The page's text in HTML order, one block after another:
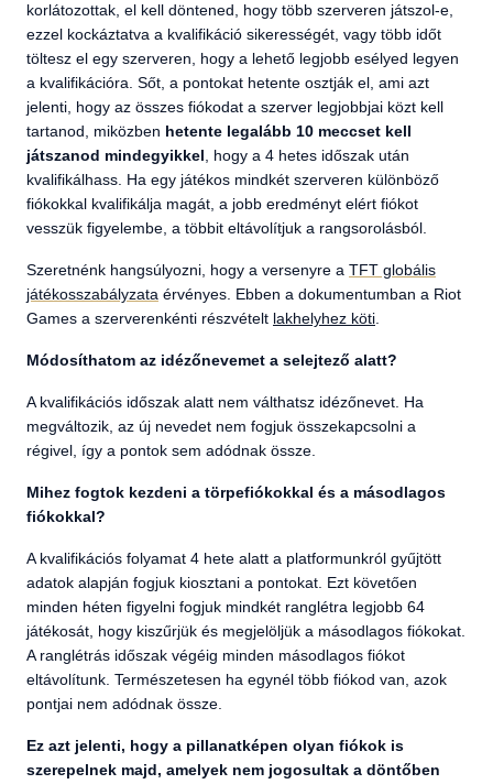
korlátozottak, el kell döntened, hogy több szerveren játszol-e,
ezzel kockáztatva a kvalifikáció sikerességét, vagy több időt
töltesz el egy szerveren, hogy a lehető legjobb esélyed legyen
a kvalifikációra. Sőt, a pontokat hetente osztják el, ami azt
jelenti, hogy az összes fiókodat a szerver legjobbjai közt kell
tartanod, miközben hetente legalább 10 meccset kell
játszanod mindegyikkel , hogy a 4 hetes időszak után
kvalifikálhass. Ha egy játékos mindkét szerveren különböző
fiókokkal kvalifikálja magát, a jobb eredményt elért fiókot
vesszük figyelembe, a többit eltávolítjuk a rangsorolásból.
Szeretnénk hangsúlyozni, hogy a versenyre a TFT globális
játékosszabályzata érvényes. Ebben a dokumentumban a Riot
Games a szerverenkénti részvételt lakhelyhez köti
Módosíthatom az idézőnevemet a selejtező alatt?
A kvalifikációs időszak alatt nem válthatsz idézőnevet. Ha
megváltozik, az új nevedet nem fogjuk összekapcsolni a
régivel, így a pontok sem adódnak össze.
Mihez fogtok kezdeni a törpefiókokkal és a másodlagos
fiókokkal?
A kvalifikációs folyamat 4 hete alatt a platformunkról gyűjtött
adatok alapján fogjuk kiosztani a pontokat. Ezt követően
minden héten figyelni fogjuk mindkét ranglétra legjobb 64
játékosát, hogy kiszűrjük és megjelöljük a másodlagos fiókokat.
A ranglétrás időszak végéig minden másodlagos fiókot
eltávolítunk. Természetesen ha egynél több fiókod van, azok
pontjai nem adódnak össze.
Ez azt jelenti, hogy a pillanatképen olyan fiókok is
szerepelnek majd, amelyek nem jogosultak a döntőben